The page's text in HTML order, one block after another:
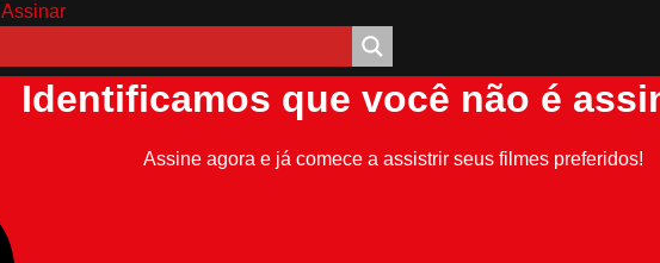
Assinar
Identificamos que você não é
Assine agora e já comece a assistrir seus filmes preferidos!